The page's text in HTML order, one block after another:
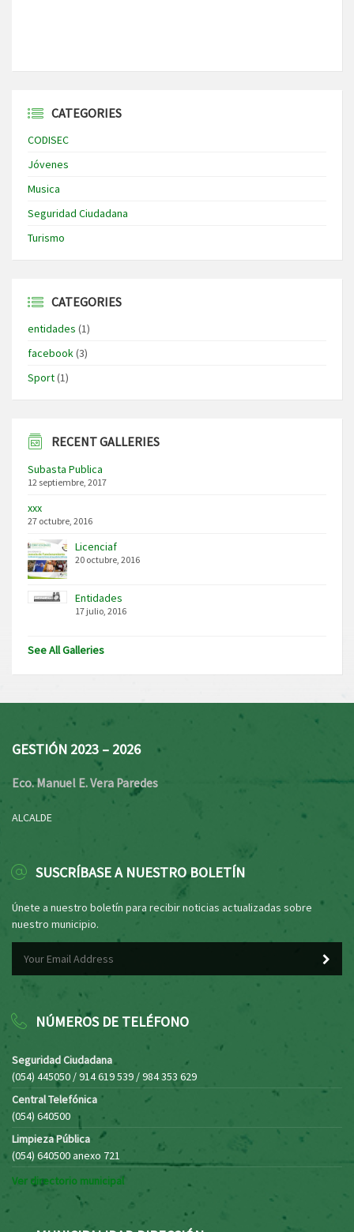
CATEGORIES
CODISEC
Jóvenes
Musica
Seguridad Ciudadana
Turismo
CATEGORIES
entidades (1)
facebook(3)
Sport(1)
RECENT GALLERIES
Subasta Publica
12 septiembre, 2017
xxx
27 octubre, 2016
Licenciaf
20 octubre, 2016
Entidades
17 julio, 2016
See All Galleries
GESTIÓN 2023 – 2026
Eco. Manuel E. Vera Paredes
ALCALDE
SUSCRÍBASE A NUESTRO BOLETÍN
Únete a nuestro boletín para recibir noticias actualizadas sobre
nuestro municipio.
NÚMEROS DE TELÉFONO
Seguridad Ciudadana
(054) 445050 / 914 619 539 / 984 353 629
Central Telefónica
(054) 640500
Limpieza Pública
(054) 640500 anexo 721
Ver directorio municipal